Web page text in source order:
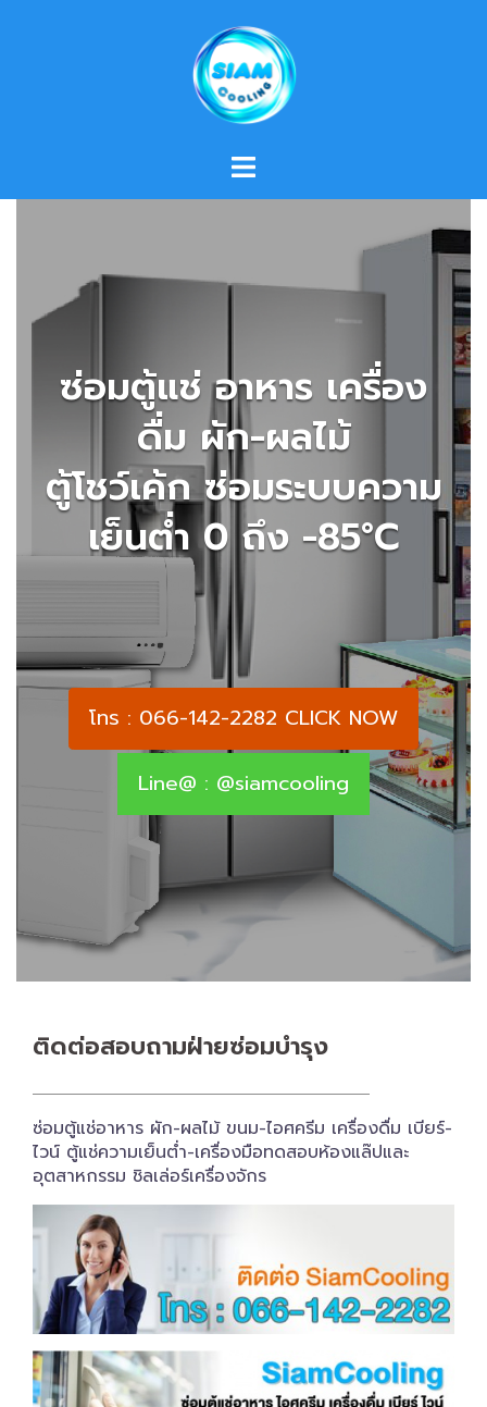
ซ่อมตู้แช่ อาหาร เครื่อง
ดื่ม ผัก-ผลไม้
ตู้โชว์เค้ก ซ่อมระบบความ
เย็นต่ำ 0 ถึง -85°C
โทร : 066-142-2282 CLICK NOW
Line@ : @siamcooling
ติดต่อสอบถาม​ฝ่ายซ่อมบำรุง
ซ่อมตู้แช่อาหาร ผัก-ผลไม้ ขนม-ไอศครีม เครื่องดื่ม เบียร์-
ไวน์ ตู้แช่ความเย็นต่ำ-เครื่องมือทดสอบห้องแล๊ปและ
อุตสาหกรรม ชิลเล่อร์เครื่อง​จักร